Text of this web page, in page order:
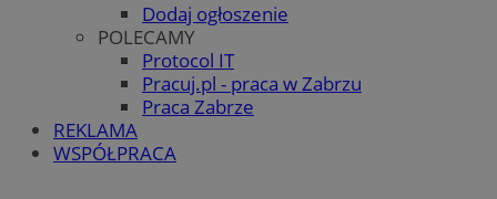
Dodaj ogłoszenie
POLECAMY
Protocol IT
Pracuj.pl - praca w Zabrzu
Praca Zabrze
REKLAMA
WSPÓŁPRACA